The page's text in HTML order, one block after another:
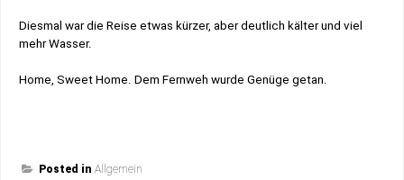
Diesmal war die Reise etwas kürzer, aber deutlich kälter und viel
mehr Wasser.
Home, Sweet Home. Dem Fernweh wurde Genüge getan.
Posted in Allgemein